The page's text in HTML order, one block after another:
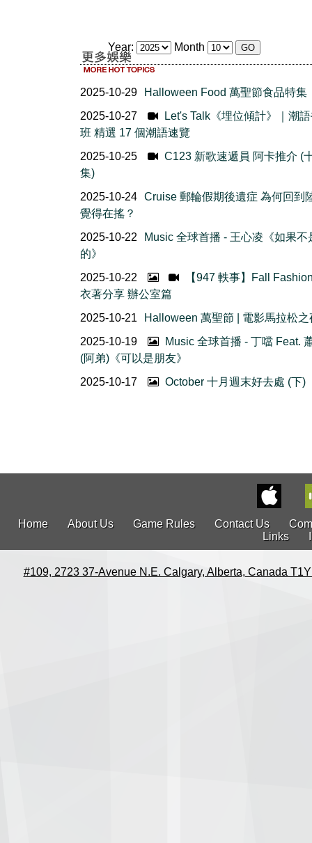
Year: Month
2025-10-29
Halloween Food 萬聖節食品特集
2025-10-27
Let's Talk《埋位傾計》｜潮
班 精選 17 個潮語速覽
2025-10-25
C123 新歌速遞員 阿卡推介 (
集)
2025-10-24 Cruise 郵輪假期後遺症 為何回到
覺得在搖？
2025-10-22
Music 全球首播 - 王心凌《如果不
的》
2025-10-22
【947 軼事】Fall
衣著分享 辦公室篇
2025-10-21
Halloween 萬聖節 | 電影馬拉松之
2025-10-19
Music 全球首播 - 丁噹 Feat.
(阿弟)《可以是朋友》
2025-10-17
October 十月週末好去處 (下)
Home About Us Game Rules Contact Us
Links
#109, 2723 37-Avenue N.E. Calgary, Alberta, Canada